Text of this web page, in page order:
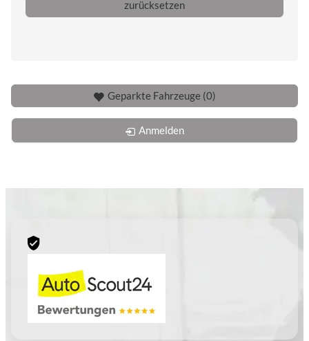
zurücksetzen
Geparkte Fahrzeuge (0)
Anmelden